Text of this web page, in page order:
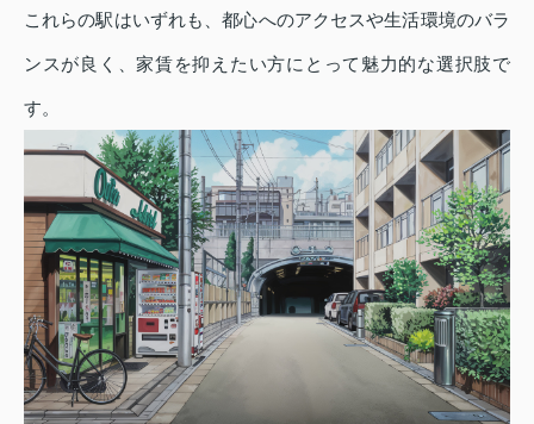
これらの駅はいずれも、都心へのアクセスや生活環境のバラ
ンスが良く、家賃を抑えたい方にとって魅力的な選択肢で
す。